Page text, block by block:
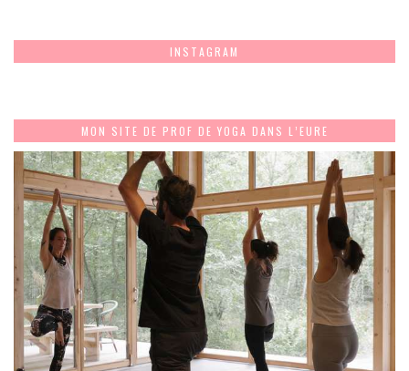
INSTAGRAM
MON SITE DE PROF DE YOGA DANS L’EURE